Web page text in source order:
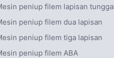
peniup filem lapisan
peniup filem dua lapisan
peniup filem tiga lapisan
peniup filem ABA